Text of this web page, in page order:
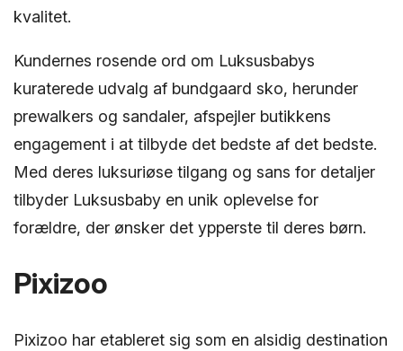
kvalitet.
Kundernes rosende ord om Luksusbabys
kuraterede udvalg af bundgaard sko, herunder
prewalkers og sandaler, afspejler butikkens
engagement i at tilbyde det bedste af det bedste.
Med deres luksuriøse tilgang og sans for detaljer
tilbyder Luksusbaby en unik oplevelse for
forældre, der ønsker det ypperste til deres børn.
Pixizoo
Pixizoo har etableret sig som en alsidig destination